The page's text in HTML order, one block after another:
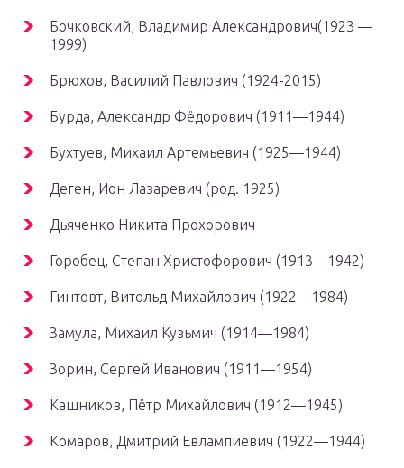
Бочковский, Владимир Александрович(1923 —
1999)
Брюхов, Василий Павлович (1924-2015)
Бурда, Александр Фёдорович (1911—1944)
Бухтуев, Михаил Артемьевич (1925—1944)
Деген, Ион Лазаревич (род. 1925)
Дьяченко Никита Прохорович
Горобец, Степан Христофорович (1913—1942)
Гинтовт, Витольд Михайлович (1922—1984)
Замула, Михаил Кузьмич (1914—1984)
Зорин, Сергей Иванович (1911—1954)
Кашников, Пётр Михайлович (1912—1945)
Комаров, Дмитрий Евлампиевич (1922—1944)